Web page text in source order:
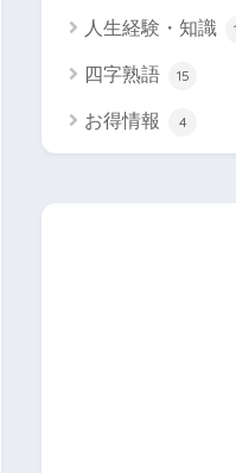
人生経験・知識
四字熟語 15
お得情報 4